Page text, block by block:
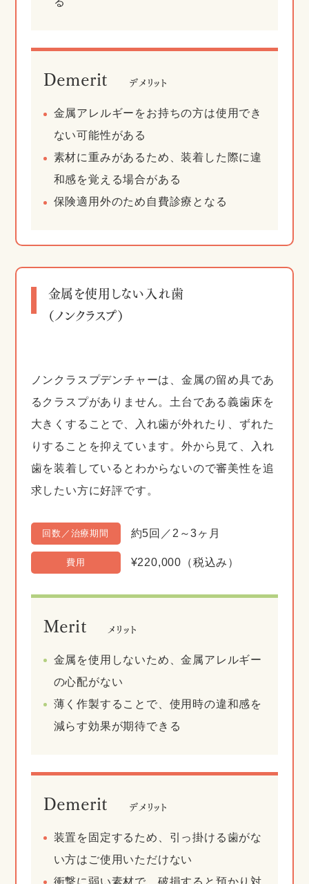
Demerit デメリット
金属アレルギーをお持ちの方は使用でき
ない可能性がある
素材に重みがあるため、装着した際に違
和感を覚える場合がある
保険適用外のため自費診療となる
金属を使用しない入れ歯
（ノンクラスプ）
ノンクラスプデンチャーは、金属の留め具であ
るクラスプがありません。土台である義歯床を
大きくすることで、入れ歯が外れたり、ずれた
りすることを抑えています。外から見て、入れ
歯を装着しているとわからないので審美性を追
求したい方に好評です。
回数／治療期間 約5回／2～3ヶ月
費用 ¥220,000（税込み）
Merit メリット
金属を使用しないため、金属アレルギー
の心配がない
薄く作製することで、使用時の違和感を
減らす効果が期待できる
Demerit デメリット
装置を固定するため、引っ掛ける歯がな
い方はご使用いただけない
衝撃に弱い素材で、破損すると預かり対